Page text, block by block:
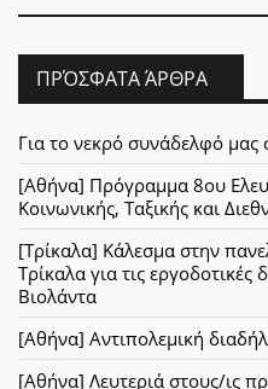
ΠΡΌΣΦΑΤΑ ΆΡΘΡΑ
Για το νεκρό συνάδελφό
[Αθήνα] Πρόγραμμα 8ου
Κοινωνικής, Ταξικής και
[Τρίκαλα] Κάλεσμα στην
Τρίκαλα για τις
Βιολάντα
[Αθήνα] Αντιπολεμική
[Αθήνα] Λευτεριά στους/ις